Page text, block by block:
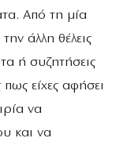
Από τη μία
άλλη θέλεις
ή συζητήσεις
είχες αφήσει
να
και να